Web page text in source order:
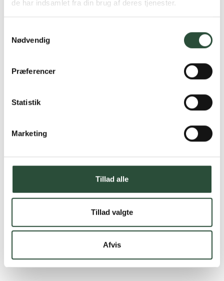
de har indsamlet fra din brug af deres tjenester.
Nødvendig
Præferencer
Statistik
Marketing
Tillad alle
Tillad valgte
Afvis
produkter – altid til fast lav pris.